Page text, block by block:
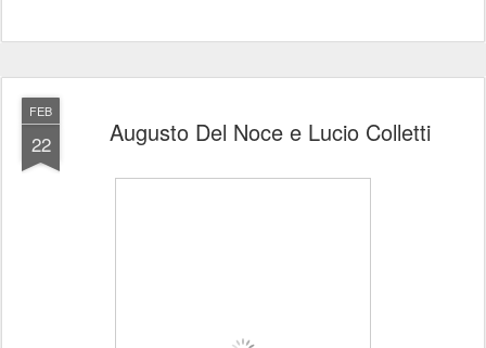
FEB
22 Augusto Del Noce e Lucio Colletti